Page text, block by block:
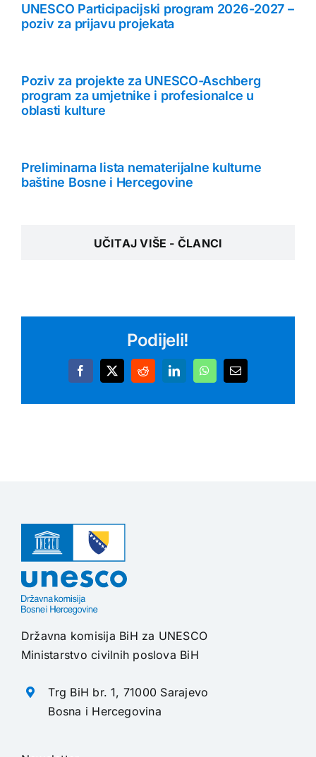
UNESCO Participacijski program 2026-2027 –
poziv za prijavu projekata
Poziv za projekte za UNESCO-Aschberg
program za umjetnike i profesionalce u
oblasti kulture
Preliminarna lista nematerijalne kulturne
baštine Bosne i Hercegovine
UČITAJ VIŠE - ČLANCI
Podijeli!
Facebook
X RedditLinkedInWhatsApp
Email
Državna komisija BiH za UNESCO
Ministarstvo civilnih poslova BiH
Trg BiH br. 1, 71000 Sarajevo
Bosna i Hercegovina